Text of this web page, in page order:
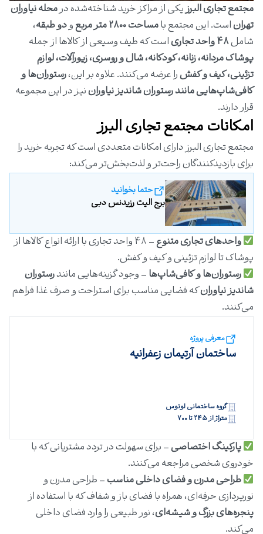
مجتمع تجاری البرزیکی از مراکز خرید شناخته‌شده درمحله نیاوران
تهراناست. این مجتمع بامساحت ۲۸۰۰ متر مربع ودو طبقه،
شامل۴۸ واحد تجاری
است که طیف وسیعی از کالاها از جمله
پوشاک مردانه، زنانه، کودکانه، شال و روسری، زیورآلات، لوازم
تزئینی، کیف و کفشرا عرضه می‌کنند. علاوه بر این،رستوران‌ها و
کافی‌شاپ‌هایی مانند رستوران شاندیز نیاوراننیز در این مجموعه
قرار دارند.
امکانات مجتمع تجاری البرز
مجتمع تجاری البرز دارای امکانات متعددی است که تجربه خرید را
برای بازدیدکنندگان راحت‌تر و لذت‌بخش‌تر می‌کند:
حتما بخوانید
برج الیت رزیدنس دبی
واحدهای تجاری متنوع
– ۴۸ واحد تجاری با ارائه انواع کالاها از
پوشاک تا لوازم تزئینی و کیف و کفش.
رستوران‌ها و کافی‌شاپ‌ها– وجود گزینه‌هایی مانندرستوران
شاندیز نیاورانکه فضایی مناسب برای استراحت و صرف غذا فراهم
می‌کنند.
معرفی پروژه
ساختمان آرتیمان زعفرانیه
گروه ساختمانی لوتوس
متراژ از ۲۴۵ تا ۷۰۰
پارکینگ اختصاصی– برای سهولت در تردد مشتریانی که با
خودروی شخصی مراجعه می‌کنند.
طراحی مدرن و فضای داخلی مناسب– طراحی مدرن و
نورپردازی حرفه‌ای، همراه با فضای باز و شفاف که با استفاده از
پنجره‌های بزرگ و شیشه‌ای، نور طبیعی را وارد فضای داخلی
می‌کند.